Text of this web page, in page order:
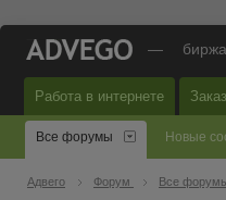
—
Работа в интернете
Все форумы Новые
Адвего Форум Все